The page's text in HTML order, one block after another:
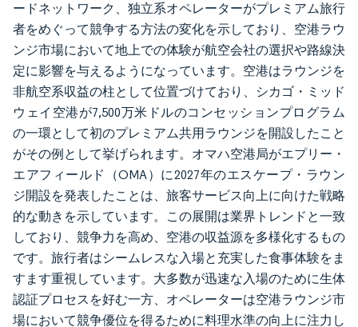
ードネットワーク、独立系オペレーターがプレミアム旅行
者をめぐって競争する方法の変化を示しており、空港ラウ
ンジ市場において地上での体験が航空会社の選択や路線決
定に影響を与えるようになっています。空港はラウンジを
非航空系収益の柱として位置づけており、シカゴ・ミッド
ウェイ空港が7,500万米ドルのコンセッションプログラム
の一環として初のプレミアム共用ラウンジを開設したこと
がその例として挙げられます。オマハ空港局がエプリー・
エアフィールド（OMA）に2027年のエスケープ・ラウン
ジ開設を発表したことは、旅客サービス向上に向けた戦略
的な動きを示しています。この展開は業界トレンドと一致
しており、競争力を高め、空港の収益源を多様化するもの
です。旅行者はシームレスな入場と充実した食事体験をま
すます重視しています。大多数が迅速な入場のために生体
認証プロセスを好む一方、オペレーターは空港ラウンジ市
場において競争優位を得るために料理水準の向上に注力し